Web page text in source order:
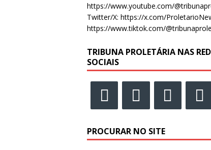
https://www.youtube.com/
Twitter/X: https://x.com/
https://www.tiktok.com/
TRIBUNA PROLETÁRIA NAS
SOCIAIS
PROCURAR NO SITE